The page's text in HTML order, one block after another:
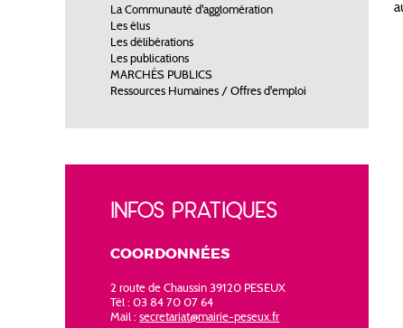
La Communauté d'agglomération
Les élus
Les délibérations
Les publications
MARCHÉS PUBLICS
Ressources Humaines / Offres d'emploi
INFOS PRATIQUES
COORDONNÉES
2 route de Chaussin 39120 PESEUX
Tél : 03 84 70 07 64
Mail :secretariat@mairie-peseux.fr